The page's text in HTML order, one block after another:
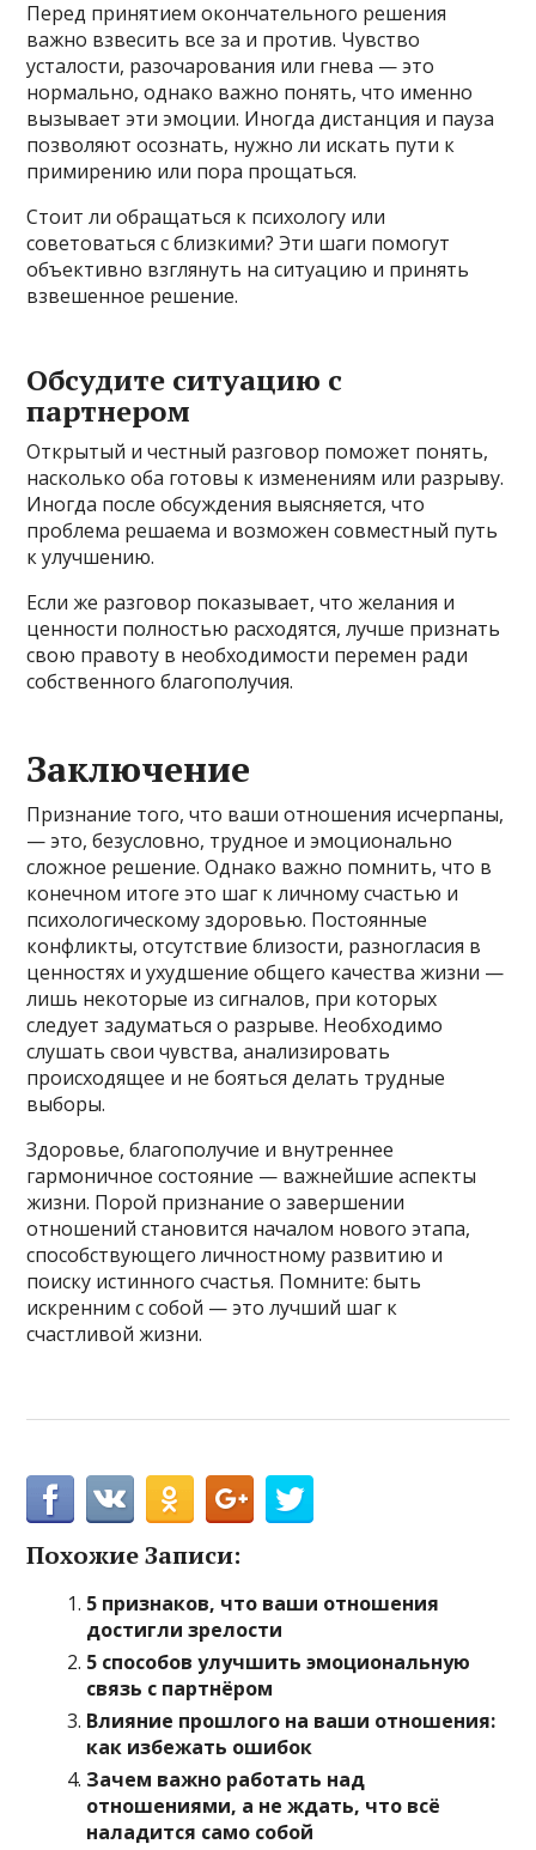
Перед принятием окончательного решения
важно взвесить все за и против. Чувство
усталости, разочарования или гнева — это
нормально, однако важно понять, что именно
вызывает эти эмоции. Иногда дистанция и пауза
позволяют осознать, нужно ли искать пути к
примирению или пора прощаться.
Стоит ли обращаться к психологу или
советоваться с близкими? Эти шаги помогут
объективно взглянуть на ситуацию и принять
взвешенное решение.
Обсудите ситуацию с
партнером
Открытый и честный разговор поможет понять,
насколько оба готовы к изменениям или разрыву.
Иногда после обсуждения выясняется, что
проблема решаема и возможен совместный путь
к улучшению.
Если же разговор показывает, что желания и
ценности полностью расходятся, лучше признать
свою правоту в необходимости перемен ради
собственного благополучия.
Заключение
Признание того, что ваши отношения исчерпаны,
— это, безусловно, трудное и эмоционально
сложное решение. Однако важно помнить, что в
конечном итоге это шаг к личному счастью и
психологическому здоровью. Постоянные
конфликты, отсутствие близости, разногласия в
ценностях и ухудшение общего качества жизни —
лишь некоторые из сигналов, при которых
следует задуматься о разрыве. Необходимо
слушать свои чувства, анализировать
происходящее и не бояться делать трудные
выборы.
Здоровье, благополучие и внутреннее
гармоничное состояние — важнейшие аспекты
жизни. Порой признание о завершении
отношений становится началом нового этапа,
способствующего личностному развитию и
поиску истинного счастья. Помните: быть
искренним с собой — это лучший шаг к
счастливой жизни.
Похожие Записи:
5 признаков, что ваши отношения
достигли зрелости
5 способов улучшить эмоциональную
связь с партнёром
Влияние прошлого на ваши отношения:
как избежать ошибок
Зачем важно работать над
отношениями, а не ждать, что всё
наладится само собой